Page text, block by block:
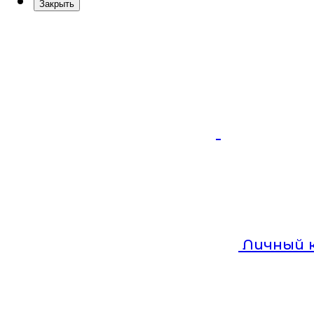
Закрыть
Личный